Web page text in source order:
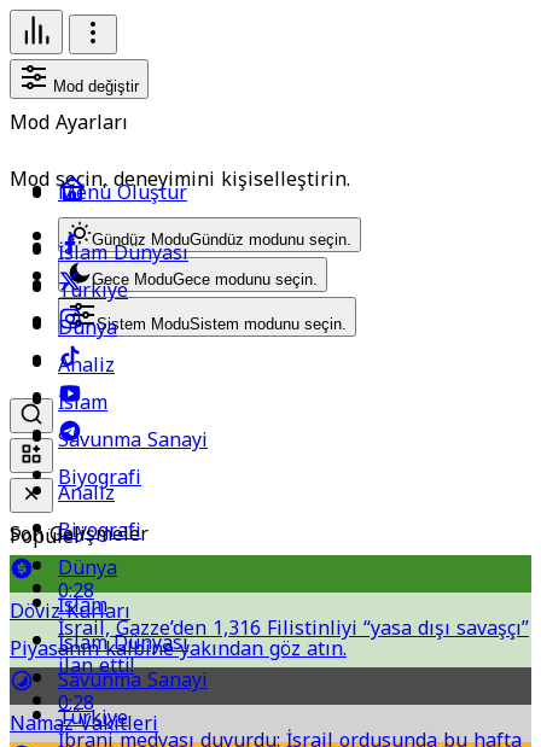
Mod değiştir
Mod Ayarları
Mod seçin, deneyimini kişiselleştirin.
Gündüz ModuGündüz modunu seçin.
Gece ModuGece modunu seçin.
Sistem ModuSistem modunu seçin.
Popüler
Döviz Kurları
Piyasanın kalbine yakından göz atın.
Namaz Vakitleri
Menü Oluştur
Analiz
Biyografi
Dünya
İslam
İslam Dünyası
Savunma Sanayi
Türkiye
İslam Dünyası
Türkiye
Dünya
Analiz
İslam
Savunma Sanayi
Biyografi
Son Gelişmeler
0:28
İsrail, Gazze’den 1,316 Filistinliyi “yasa dışı savaşçı”
ilan etti!
0:28